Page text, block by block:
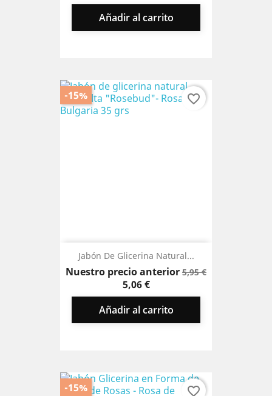
Añadir al carrito
Jabón De Glicerina Natural...
Nuestro precio anteriorPrecio
5,95 €Precio
5,06 €
Añadir al carrito
-15% favorite_border
-15% favorite_border